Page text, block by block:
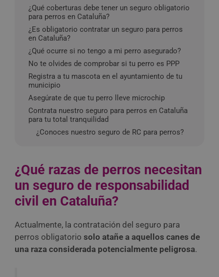
¿Qué coberturas debe tener un seguro obligatorio
para perros en Cataluña?
¿Es obligatorio contratar un seguro para perros
en Cataluña?
¿Qué ocurre si no tengo a mi perro asegurado?
No te olvides de comprobar si tu perro es PPP
Registra a tu mascota en el ayuntamiento de tu
municipio
Asegúrate de que tu perro lleve microchip
Contrata nuestro seguro para perros en Cataluña
para tu total tranquilidad
¿Conoces nuestro seguro de RC para perros?
¿Qué razas de perros necesitan
un seguro de responsabilidad
civil en Cataluña?
Actualmente, la contratación del seguro para
perros obligatorio solo atañe a aquellos canes de
una raza considerada potencialmente peligrosa.